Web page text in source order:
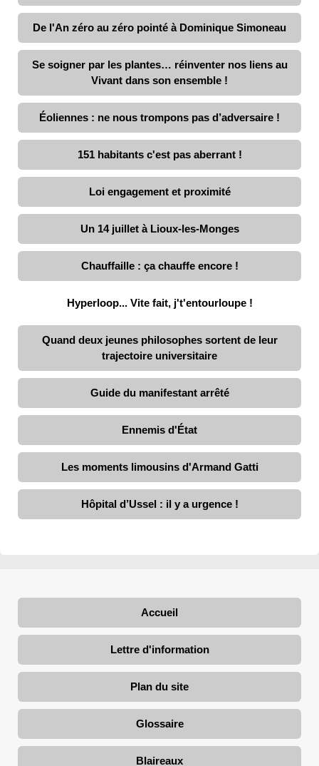
De l'An zéro au zéro pointé à Dominique Simoneau
Se soigner par les plantes… réinventer nos liens au
Vivant dans son ensemble !
Éoliennes : ne nous trompons pas d’adversaire !
151 habitants c'est pas aberrant !
Loi engagement et proximité
Un 14 juillet à Lioux-les-Monges
Chauffaille : ça chauffe encore !
Hyperloop... Vite fait, j't'entourloupe !
Quand deux jeunes philosophes sortent de leur
trajectoire universitaire
Guide du manifestant arrêté
Ennemis d'État
Les moments limousins d'Armand Gatti
Hôpital d’Ussel : il y a urgence !
Accueil
Lettre d'information
Plan du site
Glossaire
Blaireaux